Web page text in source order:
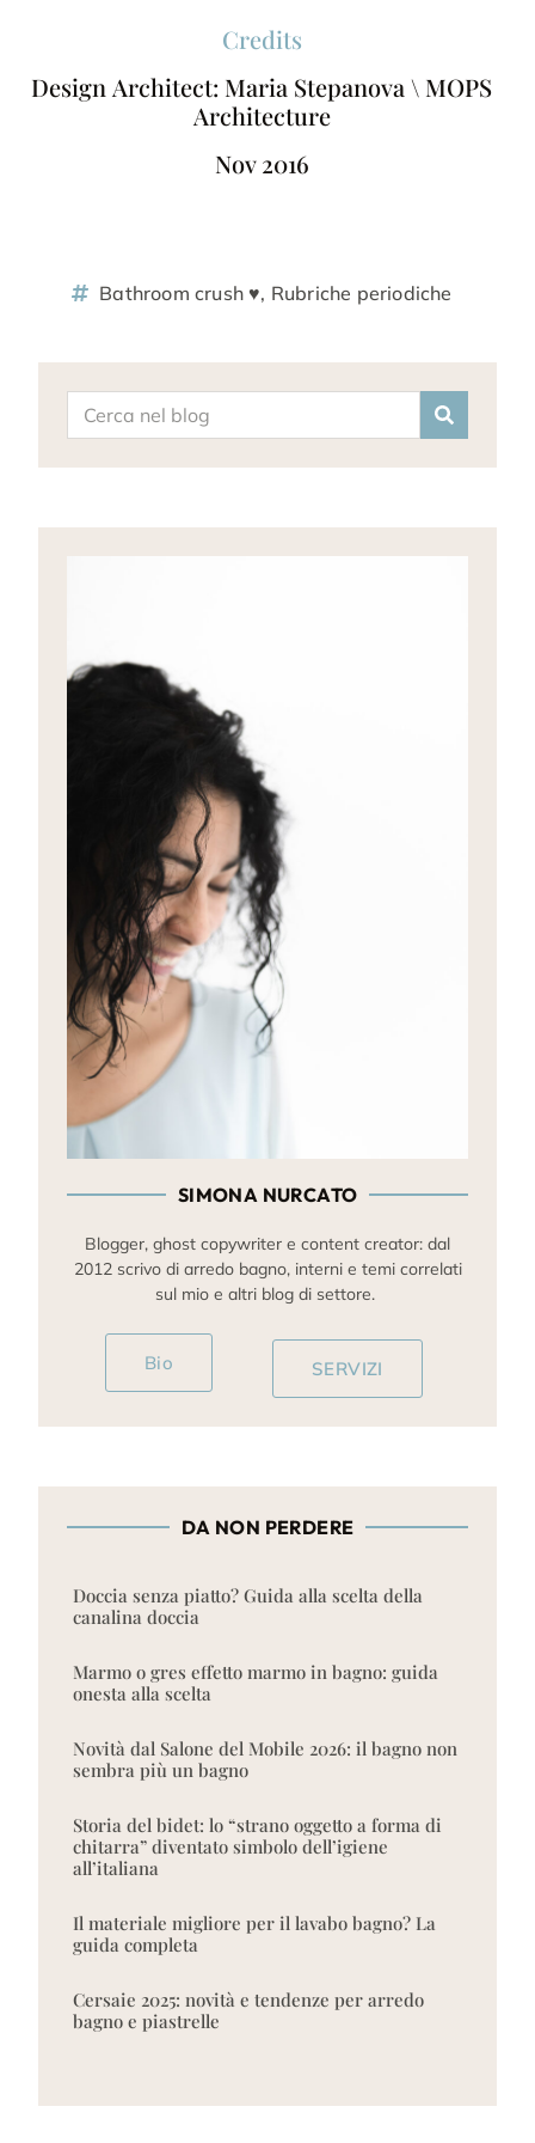
Credits
Design Architect: Maria Stepanova \ MOPS
Architecture
Nov 2016
Bathroom crush ♥, Rubriche periodiche
SIMONA NURCATO
Blogger, ghost copywriter e content creator: dal
2012 scrivo di arredo bagno, interni e temi correlati
sul mio e altri blog di settore.
Bio SERVIZI
DA NON PERDERE
Doccia senza piatto? Guida alla scelta della
canalina doccia
Marmo o gres effetto marmo in bagno: guida
onesta alla scelta
Novità dal Salone del Mobile 2026: il bagno non
sembra più un bagno
Storia del bidet: lo “strano oggetto a forma di
chitarra” diventato simbolo dell’igiene
all’italiana
Il materiale migliore per il lavabo bagno? La
guida completa
Cersaie 2025: novità e tendenze per arredo
bagno e piastrelle